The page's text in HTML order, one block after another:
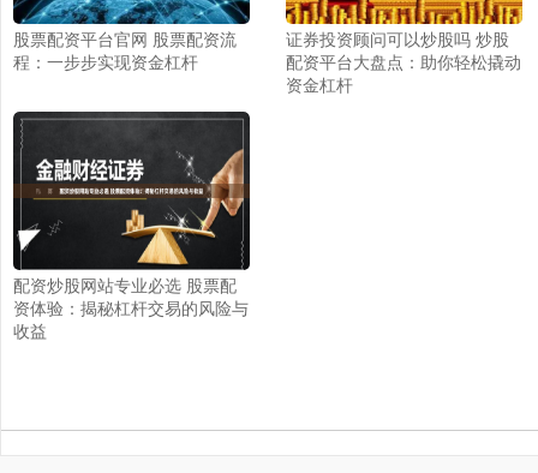
股票配资平台官网 股票配资流
程：一步步实现资金杠杆
证券投资顾问可以炒股吗 炒股
配资平台大盘点：助你轻松撬动
资金杠杆
配资炒股网站专业必选 股票配
资体验：揭秘杠杆交易的风险与
收益